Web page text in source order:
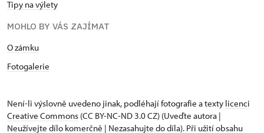
Tipy na výlety
MOHLO BY VÁS ZAJÍMAT
O zámku
Fotogalerie
Není-li výslovně uvedeno jinak, podléhají fotografie a texty licenci
Creative Commons (CC BY-NC-ND 3.0 CZ) (Uveďte autora |
Neužívejte dílo komerčně | Nezasahujte do díla). Při užití obsahu